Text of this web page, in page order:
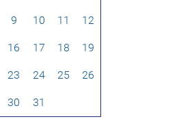
9 10 11 12
16 17 18 19
23 24 25 26
30 31